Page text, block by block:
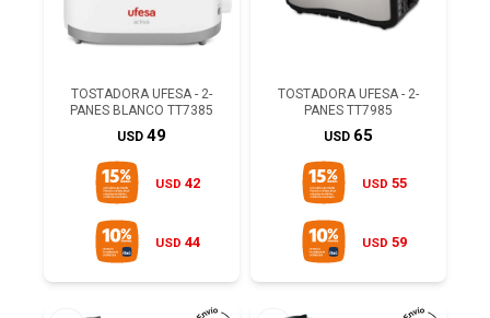
TOSTADORA UFESA - 2-
PANES BLANCO TT7385
USD 49
USD 42
USD 44
TOSTADORA UFESA - 2-
PANES TT7985
USD 65
USD 55
USD 59